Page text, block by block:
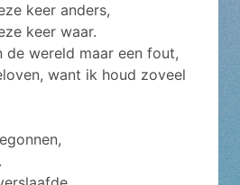
keer anders,
keer waar.
de wereld maar een fout,
want ik houd zoveel